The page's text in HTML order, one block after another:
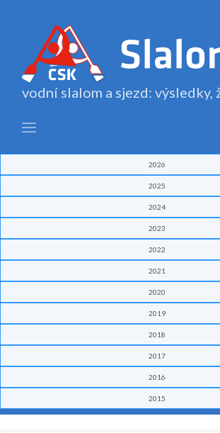
vodní slalom a sjezd: výsledky,
2026
2025
2024
2023
2022
2021
2020
2019
2018
2017
2016
2015